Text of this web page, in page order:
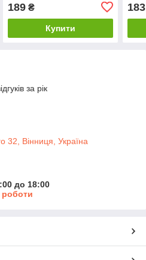
189₴
Купити
183
за рік
32, Вінниця, Україна
до 18:00
роботи